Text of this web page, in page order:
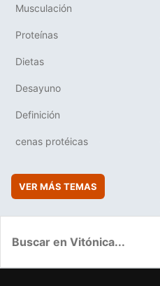
Musculación
Proteínas
Dietas
Desayuno
Definición
cenas protéicas
VER MÁS TEMAS